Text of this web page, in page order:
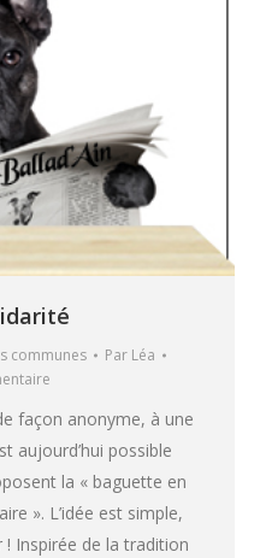
communes Par Léa
façon anonyme, à une
aujourd’hui possible
la « baguette en
». L’idée est simple,
Inspirée de la tradition